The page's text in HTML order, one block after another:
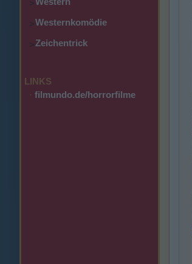
>
>Westernkomödie
>Zeichentrick
LINKS
· filmundo.de/horrorfilme